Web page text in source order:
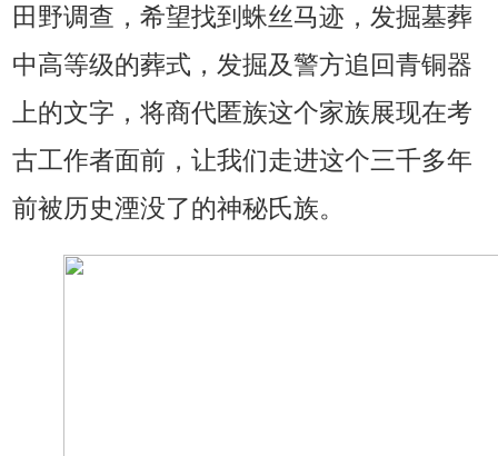
田野调查，希望找到蛛丝马迹，发掘墓葬
中高等级的葬式，发掘及警方追回青铜器
上的文字，将商代匿族这个家族展现在考
古工作者面前，让我们走进这个三千多年
前被历史湮没了的神秘氏族。